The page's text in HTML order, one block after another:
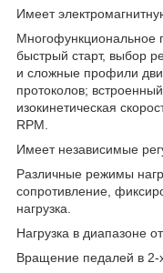
Имеет
Многофункциональное
быстрый старт, выбор
и сложные профили
протоколов;
изокинетическая
RPM.
Имеет независимые
Различные режимы
сопротивление,
нагрузка.
Нагрузка в диапазоне
Вращение педалей в 2-